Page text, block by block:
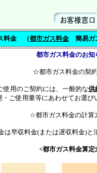
料金 （都市ガス料金 簡易ガ
都市ガス料金のお知
☆都市ガス料金の契
用のご契約には、一般的な供
・ご使用量等にあわせてお選び
☆都市ガス料金の計算
は早収料金(または遅収料金)と
<都市ガス料金算定